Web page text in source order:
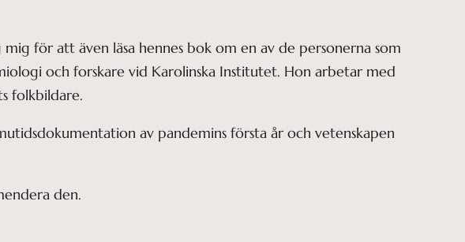
för att även läsa hennes bok om en av de personerna som
och forskare vid Karolinska Institutet. Hon arbetar med
folkbildare.
av pandemins första år och vetenskapen
den.